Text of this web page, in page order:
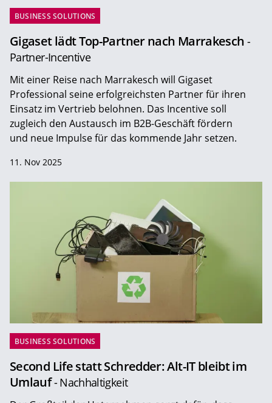
BUSINESS SOLUTIONS
Gigaset lädt Top-Partner nach Marrakesch -
Partner-Incentive
Mit einer Reise nach Marrakesch will Gigaset
Professional seine erfolgreichsten Partner für ihren
Einsatz im Vertrieb belohnen. Das Incentive soll
zugleich den Austausch im B2B-Geschäft fördern
und neue Impulse für das kommende Jahr setzen.
11. Nov 2025
BUSINESS SOLUTIONS
Second Life statt Schredder: Alt-IT bleibt im
Umlauf- Nachhaltigkeit